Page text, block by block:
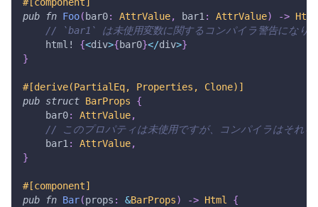
#[component]
pub
fn Foo( bar0: AttrValue, bar1: AttrValue) -> Html
// `bar1` は未使用変数に関するコンパイラ警告になり
html!
{<div>{bar0}</div>}
}
#[derive(PartialEq, Properties, Clone)]
pub struct BarProps
{
    bar0
: AttrValue,
// このプロパティは未使用ですが、コンパイラはそれを
    bar1
: AttrValue,
}
#[component]
pub
fn Bar(props : &BarProps) -> Html
{